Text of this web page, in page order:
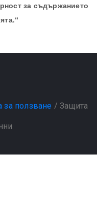
за съдържанието
за ползване / Защита